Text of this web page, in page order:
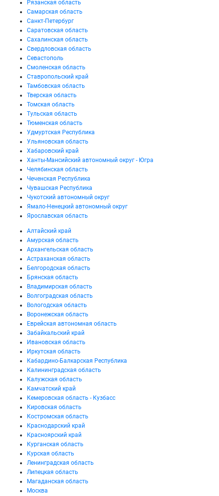
Рязанская область
Самарская область
Санкт-Петербург
Саратовская область
Сахалинская область
Свердловская область
Севастополь
Смоленская область
Ставропольский край
Тамбовская область
Тверская область
Томская область
Тульская область
Тюменская область
Удмуртская Республика
Ульяновская область
Хабаровский край
Ханты-Мансийский автономный округ - Югра
Челябинская область
Чеченская Республика
Чувашская Республика
Чукотский автономный округ
Ямало-Ненецкий автономный округ
Ярославская область
Алтайский край
Амурская область
Архангельская область
Астраханская область
Белгородская область
Брянская область
Владимирская область
Волгоградская область
Вологодская область
Воронежская область
Еврейская автономная область
Забайкальский край
Ивановская область
Иркутская область
Кабардино-Балкарская Республика
Калининградская область
Калужская область
Камчатский край
Кемеровская область - Кузбасс
Кировская область
Костромская область
Краснодарский край
Красноярский край
Курганская область
Курская область
Ленинградская область
Липецкая область
Магаданская область
Москва